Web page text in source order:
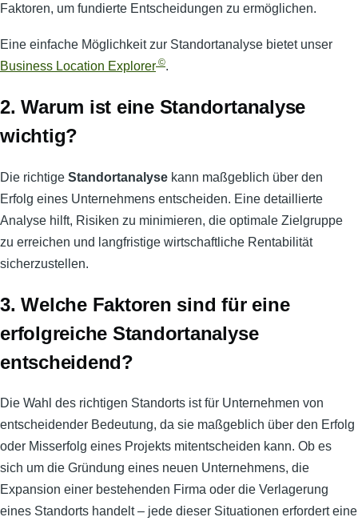
Faktoren, um fundierte Entscheidungen zu ermöglichen.
Eine einfache Möglichkeit zur Standortanalyse bietet unser
Business Location Explorer ©.
2. Warum ist eine Standortanalyse
wichtig?
Die richtige Standortanalyse kann maßgeblich über den
Erfolg eines Unternehmens entscheiden. Eine detaillierte
Analyse hilft, Risiken zu minimieren, die optimale Zielgruppe
zu erreichen und langfristige wirtschaftliche Rentabilität
sicherzustellen.
3. Welche Faktoren sind für eine
erfolgreiche Standortanalyse
entscheidend?
Die Wahl des richtigen Standorts ist für Unternehmen von
entscheidender Bedeutung, da sie maßgeblich über den Erfolg
oder Misserfolg eines Projekts mitentscheiden kann. Ob es
sich um die Gründung eines neuen Unternehmens, die
Expansion einer bestehenden Firma oder die Verlagerung
eines Standorts handelt – jede dieser Situationen erfordert eine